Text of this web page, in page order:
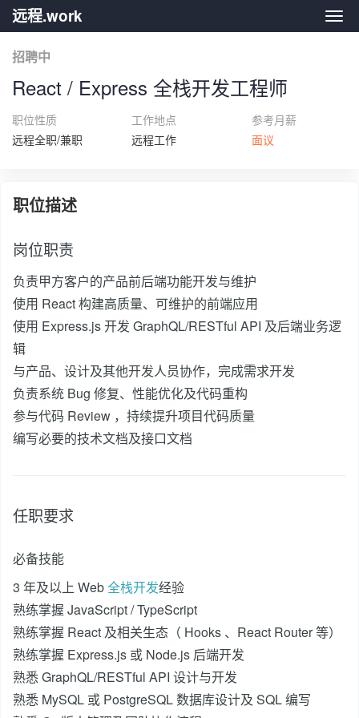
远
远程.work
招聘中
React / Express 全栈开发工程师
职位性质
远程全职/兼职
工作地点
远程工作
参考月薪
面议
职位描述
岗位职责
负责甲方客户的产品前后端功能开发与维护
使用 React 构建高质量、可维护的前端应用
使用 Express.js 开发 GraphQL/RESTful API 及后端业务逻
辑
与产品、设计及其他开发人员协作，完成需求开发
负责系统 Bug 修复、性能优化及代码重构
参与代码 Review ，持续提升项目代码质量
编写必要的技术文档及接口文档
任职要求
必备技能
3 年及以上 Web全栈开发经验
熟练掌握 JavaScript / TypeScript
熟练掌握 React 及相关生态（ Hooks 、React Router 等）
熟练掌握 Express.js 或 Node.js 后端开发
熟悉 GraphQL/RESTful API 设计与开发
熟悉 MySQL 或 PostgreSQL 数据库设计及 SQL 编写